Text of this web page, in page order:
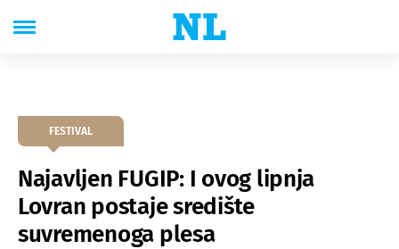
FESTIVAL
Najavljen FUGIP: I ovog lipnja
Lovran postaje središte
suvremenoga plesa